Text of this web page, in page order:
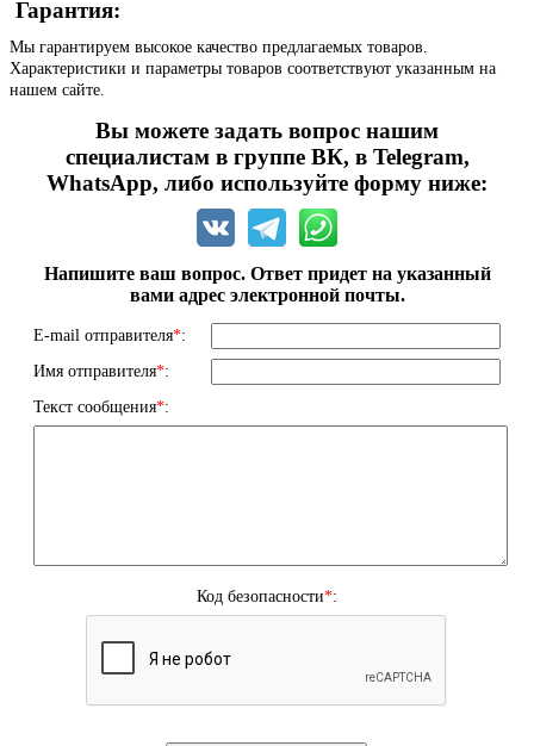
Гарантия:
Мы гарантируем высокое качество предлагаемых товаров.
Характеристики и параметры товаров соответствуют указанным на
нашем сайте.
Вы можете задать вопрос нашим
специалистам в группе ВК, в Telegram,
WhatsApp, либо используйте форму ниже:
Напишите ваш вопрос. Ответ придет на указанный
вами адрес электронной почты.
E-mail отправителя*:
Имя отправителя*:
Текст сообщения*:
Код безопасности*: